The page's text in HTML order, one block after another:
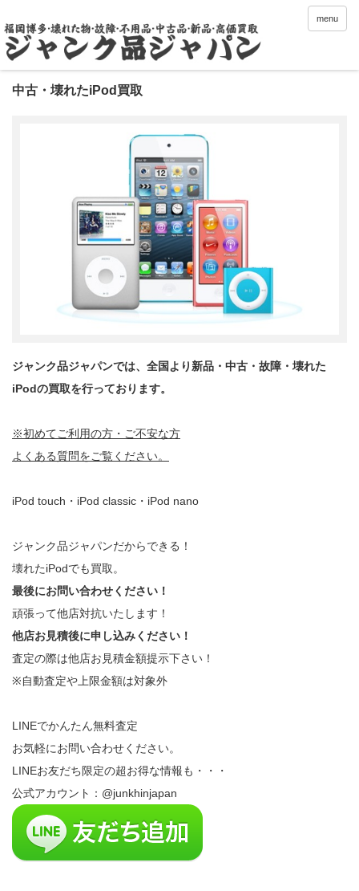
menu
中古・壊れたiPod買取
ジャンク品ジャパンでは、全国より新品・中古・故障・壊れた
iPodの買取を行っております。
※初めてご利用の方・ご不安な方
よくある質問をご覧ください。
iPod touch・iPod classic・iPod nano
ジャンク品ジャパンだからできる！
壊れたiPodでも買取。
最後にお問い合わせください！
頑張って他店対抗いたします！
他店お見積後に申し込みください！
査定の際は他店お見積金額提示下さい！
※自動査定や上限金額は対象外
LINEでかんたん無料査定
お気軽にお問い合わせください。
LINEお友だち限定の超お得な情報も・・・
公式アカウント：@junkhinjapan